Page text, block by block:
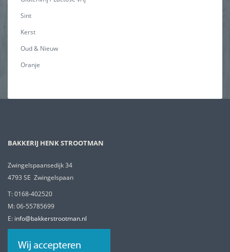
Sint
Kerst
Oud & Nieuw
Oranje
BAKKERIJ HENK STROOTMAN
Zwingelspaansedijk 34
4793 SE Zwingelspaan
T: 0168-402520
M: 06-55785699
E: info@bakkerstrootman.nl